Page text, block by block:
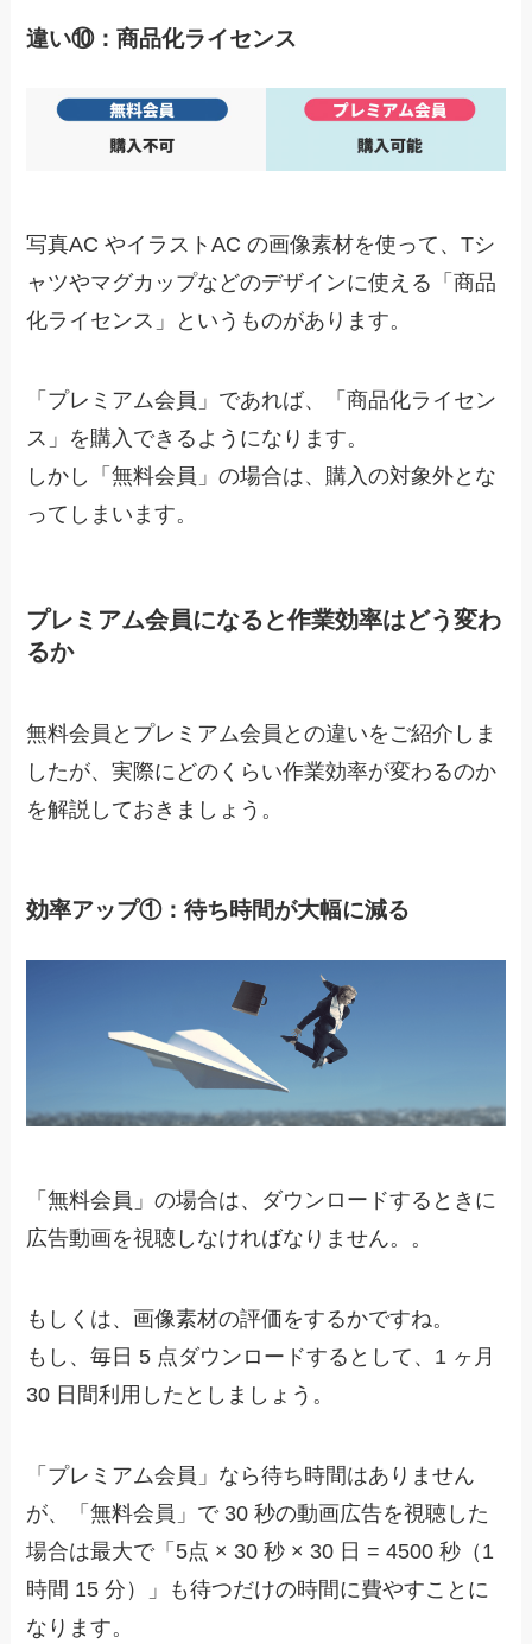
違い⑩：商品化ライセンス
写真AC やイラストAC の画像素材を使って、Tシ
ャツやマグカップなどのデザインに使える「商品
化ライセンス」というものがあります。
「プレミアム会員」であれば、「商品化ライセン
ス」を購入できるようになります。
しかし「無料会員」の場合は、購入の対象外とな
ってしまいます。
プレミアム会員になると作業効率はどう変わ
るか
無料会員とプレミアム会員との違いをご紹介しま
したが、実際にどのくらい作業効率が変わるのか
を解説しておきましょう。
効率アップ①：待ち時間が大幅に減る
「無料会員」の場合は、ダウンロードするときに
広告動画を視聴しなければなりません。。
もしくは、画像素材の評価をするかですね。
もし、毎日 5 点ダウンロードするとして、1 ヶ月
30 日間利用したとしましょう。
「プレミアム会員」なら待ち時間はありません
が、
「無料会員」で 30 秒の動画広告を視聴した
場合は最大で「5点 × 30 秒 × 30 日 = 4500 秒（1
時間 15 分）」も待つだけの時間に費やすことに
なります。